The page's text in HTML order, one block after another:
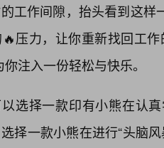
工作间隙，抬头看到这样
压力，让你重新找回工
注入一份轻松与快乐。
选择一款印有小熊在认
择一款小熊在进行“头脑